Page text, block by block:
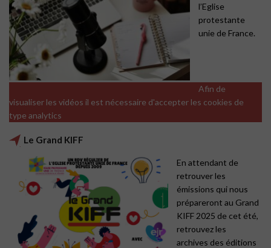
l’Eglise
protestante
unie de France.
Afin de
visualiser les vidéos il est nécessaire d'accepter les cookies de
type analytics
Le Grand KIFF
En attendant de
retrouver les
émissions qui nous
prépareront au Grand
KIFF 2025 de cet été,
retrouvez les
archives des éditions